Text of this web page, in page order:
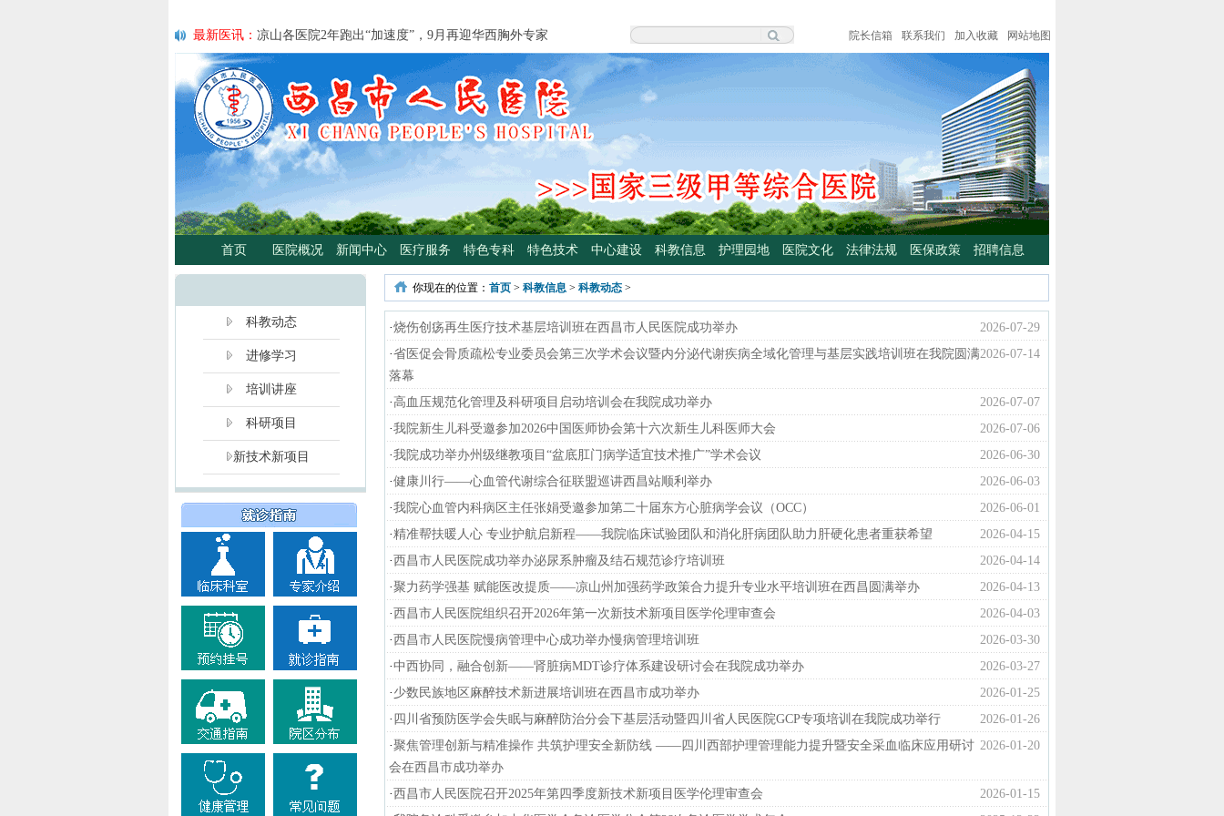
最新医讯： 凉山各医院2年跑出“加速度”，9月再迎华西胸外专家
最新医讯：紧急通知
最新医讯：好消息！四川大学华西医院泌尿外科专家魏强教授来院坐诊
最新医讯：西昌市人民总医院携手省科学普及专委会开展卫生下乡及科普
宣传活动
最新医讯：西昌市人民医院耳鼻咽喉头颈外科将于3月3日开展“全国爱耳
日”义诊活动
最新医讯： 重磅消息！2月21日起，四川大学华西医院泌尿外科魏强教授
将定期到西昌市人民医院开展门诊、手术
最新医讯：西昌市人民医院胃肠肿瘤专病门诊开诊！
最新医讯：西昌市人民医院开展日间蓝光治疗门诊 轻度“小黄人”，母子不
分离、不住院就能照蓝光啦！
最新医讯：好消息！西昌市人民医院高压氧舱运行啦
【义诊预告】西昌市人民医院大型义诊活动，5月7日约定您
院长信箱 联系我们 加入收藏 网站地图
首页 医院概况 新闻中心 医疗服务 特色专科 特色技术 中心建设 科教信息 护理园地 医院文化 法律法规 医保政策 招聘信息
科教动态
进修学习
培训讲座
科研项目
新技术新项目
你现在的位置： 首页 > 科教信息 > 科教动态 >
2026-07-29
·烧伤创疡再生医疗技术基层培训班在西昌市人民医院成功举办
2026-07-14
·省医促会骨质疏松专业委员会第三次学术会议暨内分泌代谢疾病全域化管理与基层实践培训班在我院圆满
落幕
2026-07-07
· 高血压规范化管理及科研项目启动培训会在我院成功举办
2026-07-06
·我院新生儿科受邀参加2026中国医师协会第十六次新生儿科医师大会
2026-06-30
·我院成功举办州级继教项目“盆底肛门病学适宜技术推广”学术会议
2026-06-03
·健康川行——心血管代谢综合征联盟巡讲西昌站顺利举办
2026-06-01
·我院心血管内科病区主任张娟受邀参加第二十届东方心脏病学会议（OCC）
2026-04-15
·精准帮扶暖人心 专业护航启新程——我院临床试验团队和消化肝病团队助力肝硬化患者重获希望
2026-04-14
· 西昌市人民医院成功举办泌尿系肿瘤及结石规范诊疗培训班
2026-04-13
·聚力药学强基 赋能医改提质——凉山州加强药学政策合力提升专业水平培训班在西昌圆满举办
2026-04-03
· 西昌市人民医院组织召开2026年第一次新技术新项目医学伦理审查会
2026-03-30
· 西昌市人民医院慢病管理中心成功举办慢病管理培训班
2026-03-27
·中西协同，融合创新——肾脏病MDT诊疗体系建设研讨会在我院成功举办
2026-01-25
· 少数民族地区麻醉技术新进展培训班在西昌市成功举办
2026-01-26
· 四川省预防医学会失眠与麻醉防治分会下基层活动暨四川省人民医院GCP专项培训在我院成功举行
2026-01-20
·聚焦管理创新与精准操作 共筑护理安全新防线 ——四川西部护理管理能力提升暨安全采血临床应用研讨
会在西昌市成功举办
2026-01-15
· 西昌市人民医院召开2025年第四季度新技术新项目医学伦理审查会